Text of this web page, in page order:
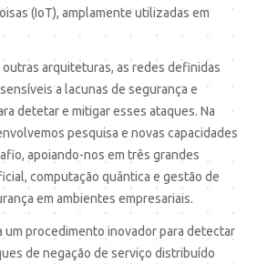
(IoT), amplamente utilizadas em
arquiteturas, as redes definidas
a lacunas de segurança e
detetar e mitigar esses ataques. Na
pesquisa e novas capacidades
apoiando-nos em três grandes
computação quântica e gestão de
em ambientes empresariais.
um procedimento inovador para detectar
de negação de serviço distribuído